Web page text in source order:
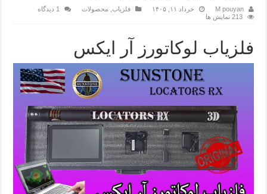
M pouyan خرداد ۱۱, ۱۴۰۵ فلزیاب محصولات
1 دیدگاه
213 نمایش ها
فلزیاب لوکاتورز آر ایکس